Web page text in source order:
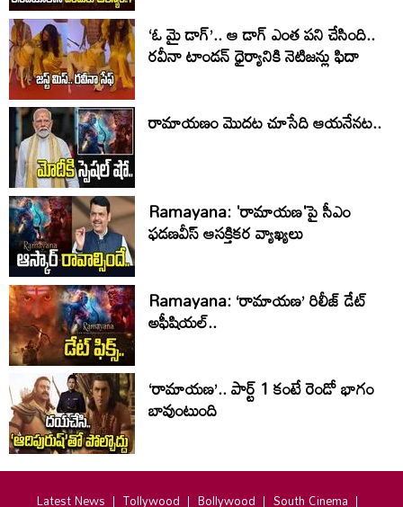
‘ఓ మై డాగ్’.. ఆ డాగ్ ఎంత పని చేసింది..
రవీనా టాండన్ ధైర్యానికి నెటిజన్లు ఫిదా
రామాయణం మొదట చూసేది ఆయనేనట..
Ramayana: 'రామాయణ'పై సీఎం
ఫడణవీస్ ఆసక్తికర వ్యాఖ్యలు
Ramayana: ‘రామాయణ’ రిలీజ్ డేట్
అఫీషియల్‌..
‘రామాయణ’.. పార్ట్‌ 1 కంటే రెండో భాగం
బావుంటుంది
Latest News Tollywood Bollywood South Cinema